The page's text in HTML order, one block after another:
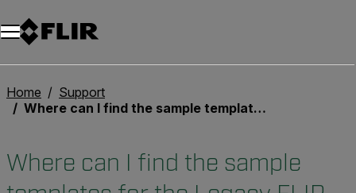
Home
Support
Where can I find the sample templates for the Legacy FLIR Tools+/Reporter software?
Where can I find the sample